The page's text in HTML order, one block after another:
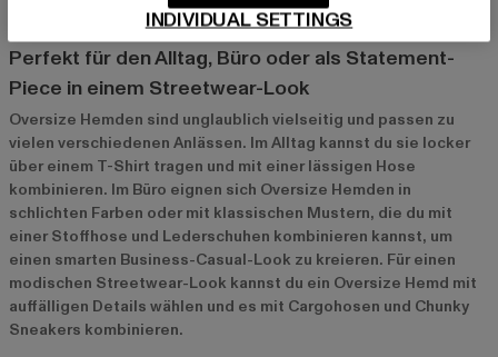
Oversize Hemden für verschiedene Anlässe
Perfekt für den Alltag, Büro oder als Statement-
Piece in einem Streetwear-Look
Oversize Hemden sind unglaublich vielseitig und passen zu
vielen verschiedenen Anlässen. Im Alltag kannst du sie locker
über einem T-Shirt tragen und mit einer lässigen Hose
kombinieren. Im Büro eignen sich Oversize Hemden in
schlichten Farben oder mit klassischen Mustern, die du mit
einer Stoffhose und Lederschuhen kombinieren kannst, um
einen smarten Business-Casual-Look zu kreieren. Für einen
modischen Streetwear-Look kannst du ein Oversize Hemd mit
auffälligen Details wählen und es mit Cargohosen und Chunky
Sneakers kombinieren.
INDIVIDUAL SETTINGS